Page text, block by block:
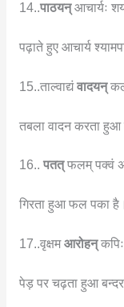
14..पाठयन्आचार्यः
पढ़ाते हुए आचार्य
15..ताल्वाद्यंवादयन्
तबला वादन करता हुआ
16.. पतत्फलम् पक्वं
गिरता हुआ फल पका है।
17..वृक्षमआरोहन्
पेड़ पर चढ़ता हुआ